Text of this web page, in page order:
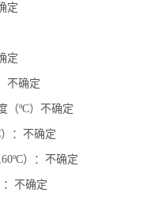
定
定
确定
）不确定
：不确定
）：不确定
不确定